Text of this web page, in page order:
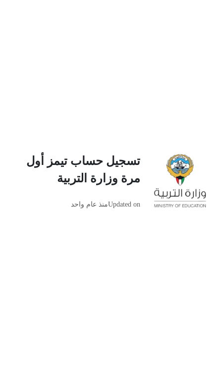
تسجيل حساب تيمز أول
مرة وزارة التربية
Updated onمنذ عام واحد